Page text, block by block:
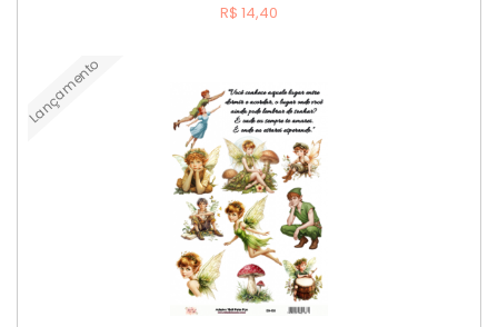
R$ 14,40
Lançamento